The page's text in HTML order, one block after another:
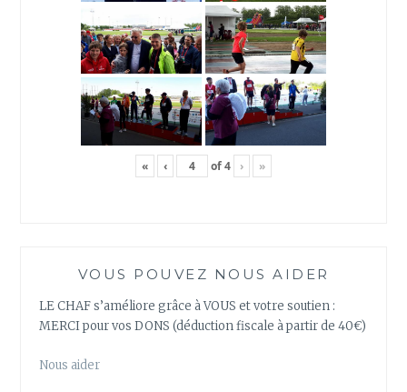
« ‹ of4 › »
VOUS POUVEZ NOUS AIDER
LE CHAF s’améliore grâce à VOUS et votre soutien :
MERCI pour vos DONS (déduction fiscale à partir de 40€)
Nous aider